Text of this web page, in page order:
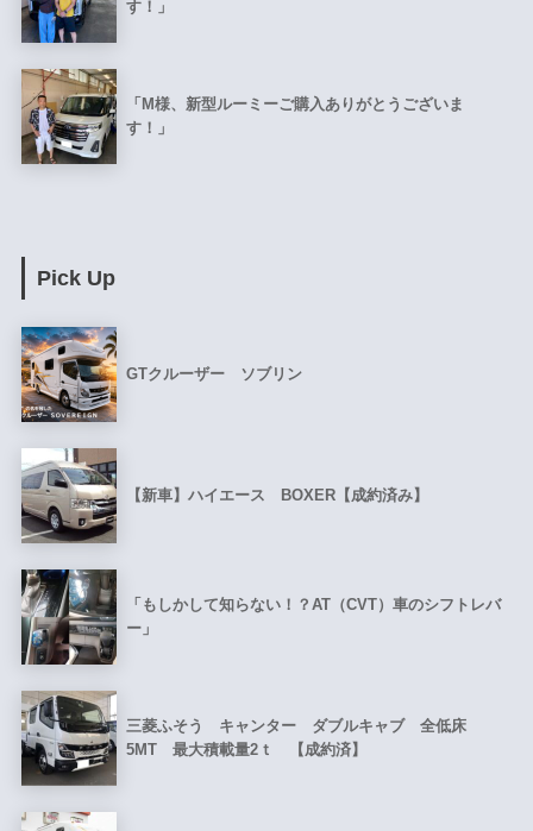
す！」
「M様、新型ルーミーご購入ありがとうございま
す！」
Pick Up
GTクルーザー ソブリン
【新車】ハイエース BOXER【成約済み】
「もしかして知らない！？AT（CVT）車のシフトレバ
ー」
三菱ふそう キャンター ダブルキャブ 全低床
5MT 最大積載量2ｔ 【成約済】